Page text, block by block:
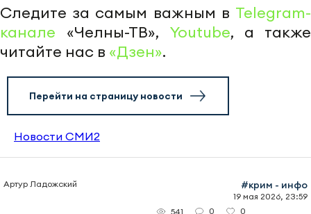
Следите за самым важным в Telegram-
канале «Челны-ТВ», Youtube, а также
читайте нас в «Дзен».
Перейти на страницу новости
Новости СМИ2
Артур Ладожский #крим - инфо
19 мая 2026, 23:59
541
0 0